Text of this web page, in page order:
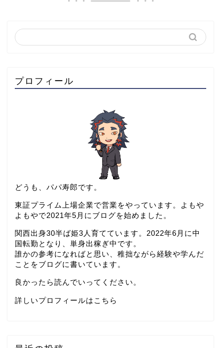
プロフィール
どうも、パパ寿郎です。
東証プライム上場企業で営業をやっています。よもや
よもやで2021年5月にブログを始めました。
関西出身30半ば姫3人育てています。2022年6月に中
国転勤となり、単身出稼ぎ中です。
誰かの参考になればと思い、稚拙ながら経験や学んだ
ことをブログに書いています。
良かったら読んでいってください。
詳しいプロフィールはこちら